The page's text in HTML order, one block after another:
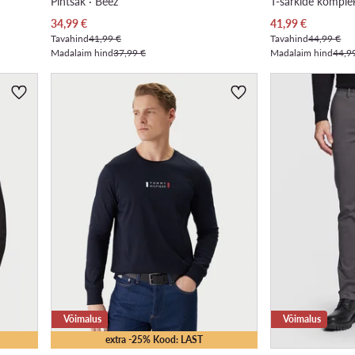
Praegune hind
34,99€
Tavahind41,99 €
Madalaim hind37,99 €
Praegune hind
41,99€
Tavahind44,99 €
Madalaim hind
extra -25% Kood: LAST
Võimalus Võimalus